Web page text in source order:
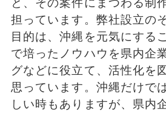
と、その案件にまつわる制
担っています。弊社設立の
目的は、沖縄を元気にする
で培ったノウハウを県内企
グなどに役立て、活性化を
思っています。沖縄だけで
しい時もありますが、県内